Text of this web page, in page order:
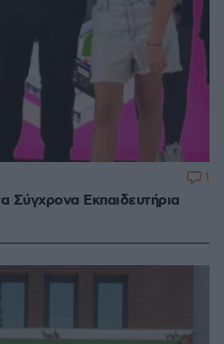
Σύγχρονα Εκπαιδευτήρια
1